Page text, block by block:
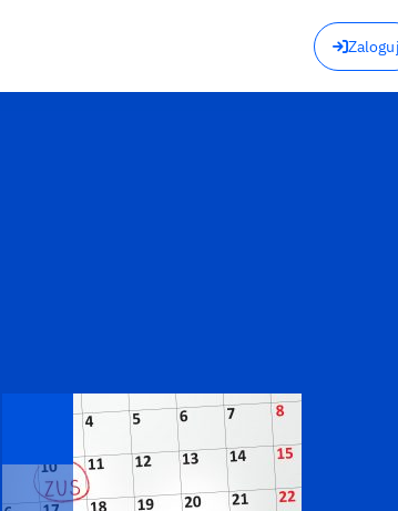
Zaloguj